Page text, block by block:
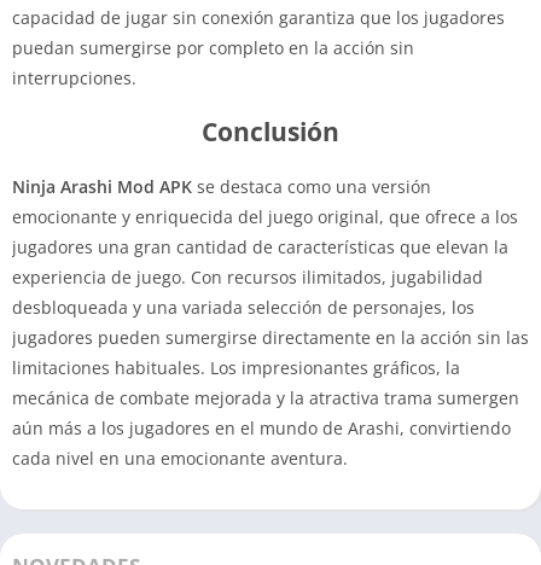
capacidad de jugar sin conexión garantiza que los jugadores
puedan sumergirse por completo en la acción sin
interrupciones.
Conclusión
Ninja Arashi Mod APK se destaca como una versión
emocionante y enriquecida del juego original, que ofrece a los
jugadores una gran cantidad de características que elevan la
experiencia de juego. Con recursos ilimitados, jugabilidad
desbloqueada y una variada selección de personajes, los
jugadores pueden sumergirse directamente en la acción sin las
limitaciones habituales. Los impresionantes gráficos, la
mecánica de combate mejorada y la atractiva trama sumergen
aún más a los jugadores en el mundo de Arashi, convirtiendo
cada nivel en una emocionante aventura.